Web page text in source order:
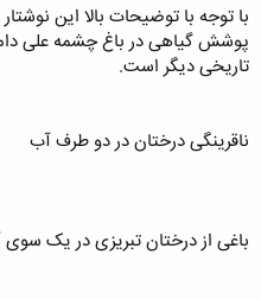
با توجه با توضیحات بالا این
پوشش گیاهی در باغ چشمه علی
تاریخی دیگر است.
ناقرینگی درختان در دو طرف آب
باغی از درختان تبریزی در یک